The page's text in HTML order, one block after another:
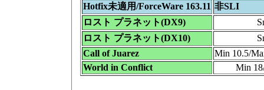
Hotfix未適用/ForceWare 163.11 非SLI
ロスト プラネット(DX9)
ロスト プラネット(DX10)
Call of Juarez
Min 10.5/
World in Conflict
Min